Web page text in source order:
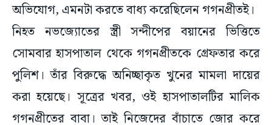
অভিযোগ, এমনটা করতে বাধ্য করেছিলেন গগনপ্রীতই।
নিহত নভজ্যোতের স্ত্রী সন্দীপের বয়ানের ভিত্তিতে
সোমবার হাসপাতাল থেকে গগনপ্রীতকে গ্রেফতার করে
পুলিশ। তাঁর বিরুদ্ধে অনিচ্ছাকৃত খুনের মামলা দায়ের
করা হয়েছে। সূত্রের খবর, ওই হাসপাতালটির মালিক
গগনপ্রীতের বাবা। তাই নিজেদের বাঁচাতে জোর করে